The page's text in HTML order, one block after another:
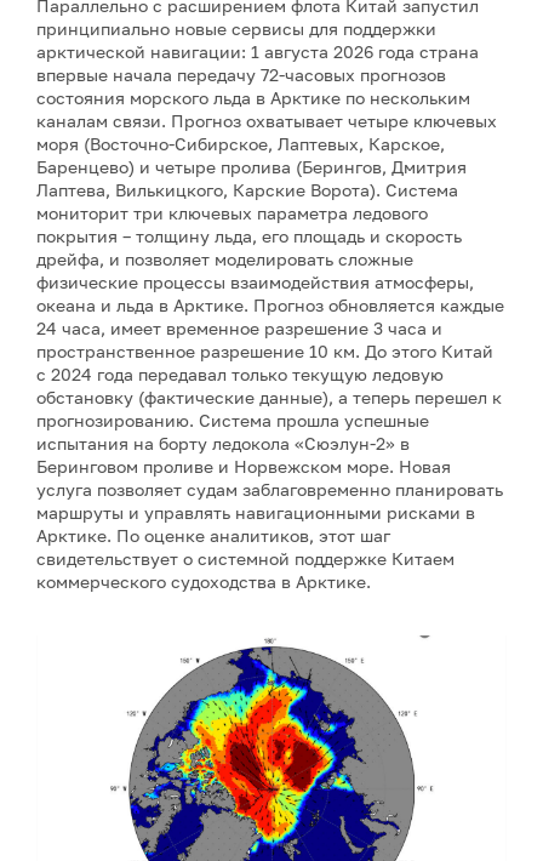
Параллельно с расширением флота Китай запустил
принципиально новые сервисы для поддержки
арктической навигации: 1 августа 2026 года страна
впервые начала передачу 72-часовых прогнозов
состояния морского льда в Арктике по нескольким
каналам связи. Прогноз охватывает четыре ключевых
моря (Восточно-Сибирское, Лаптевых, Карское,
Баренцево) и четыре пролива (Берингов, Дмитрия
Лаптева, Вилькицкого, Карские Ворота). Система
мониторит три ключевых параметра ледового
покрытия – толщину льда, его площадь и скорость
дрейфа, и позволяет моделировать сложные
физические процессы взаимодействия атмосферы,
океана и льда в Арктике. Прогноз обновляется каждые
24 часа, имеет временное разрешение 3 часа и
пространственное разрешение 10 км. До этого Китай
с 2024 года передавал только текущую ледовую
обстановку (фактические данные), а теперь перешел к
прогнозированию. Система прошла успешные
испытания на борту ледокола «Сюэлун-2» в
Беринговом проливе и Норвежском море. Новая
услуга позволяет судам заблаговременно планировать
маршруты и управлять навигационными рисками в
Арктике. По оценке аналитиков, этот шаг
свидетельствует о системной поддержке Китаем
коммерческого судоходства в Арктике.